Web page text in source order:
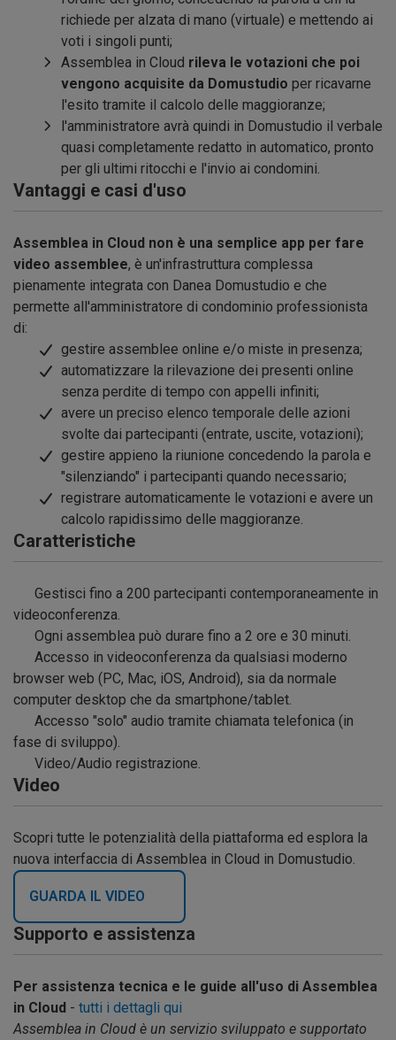
richiede per alzata di mano (virtuale) e mettendo ai
voti i singoli punti;
Assemblea in Cloud rileva le votazioni che poi
vengono acquisite da Domustudio per ricavarne
l'esito tramite il calcolo delle maggioranze;
l'amministratore avrà quindi in Domustudio il verbale
quasi completamente redatto in automatico, pronto
per gli ultimi ritocchi e l'invio ai condomini.
Vantaggi e casi d'uso
Assemblea in Cloud non è una semplice app per fare
video assemblee, è un'infrastruttura complessa
pienamente integrata con Danea Domustudio e che
permette all'amministratore di condominio professionista
di:
gestire assemblee online e/o miste in presenza;
automatizzare la rilevazione dei presenti online
senza perdite di tempo con appelli infiniti;
avere un preciso elenco temporale delle azioni
svolte dai partecipanti (entrate, uscite, votazioni);
gestire appieno la riunione concedendo la parola e
"silenziando" i partecipanti quando necessario;
registrare automaticamente le votazioni e avere un
calcolo rapidissimo delle maggioranze.
Caratteristiche
Gestisci fino a 200 partecipanti contemporaneamente in
videoconferenza.
Ogni assemblea può durare fino a 2 ore e 30 minuti.
Accesso in videoconferenza da qualsiasi moderno
browser web (PC, Mac, iOS, Android), sia da normale
computer desktop che da smartphone/tablet.
Accesso "solo" audio tramite chiamata telefonica (in
fase di sviluppo).
Video/Audio registrazione.
Video
Scopri tutte le potenzialità della piattaforma ed esplora la
nuova interfaccia di Assemblea in Cloud in Domustudio.
GUARDA IL VIDEO
Supporto e assistenza
Per assistenza tecnica e le guide all'uso di Assemblea
in Cloud - tutti i dettagli qui
Assemblea in Cloud è un servizio sviluppato e supportato